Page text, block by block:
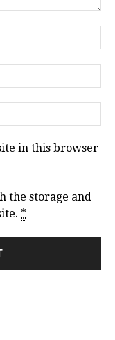
in this browser
the storage and
*